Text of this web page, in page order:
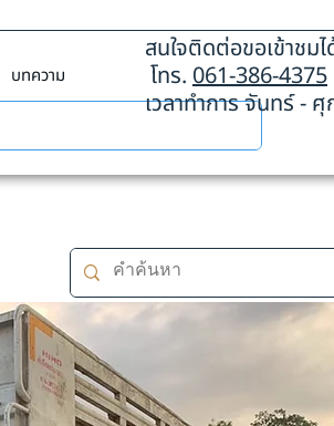
บทความ
สนใจติดต่อขอเข้าชมไ
โทร. 061-386-4375
เวลาทำการ จันทร์ -